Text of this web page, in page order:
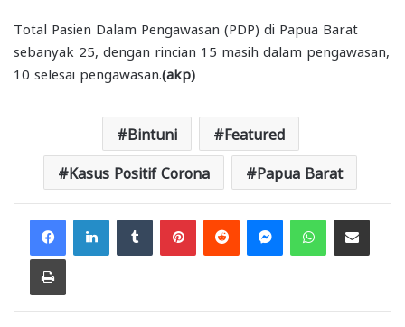
Total Pasien Dalam Pengawasan (PDP) di Papua Barat
sebanyak 25, dengan rincian 15 masih dalam pengawasan,
10 selesai pengawasan. (akp)
Bintuni Featured
Kasus Positif Corona Papua Barat
FacebookLinkedInTumblr PinterestReddit MessengerWhatsAppShare via Email
Print